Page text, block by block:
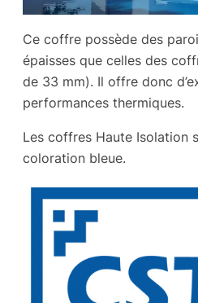
Ce coffre possède des
épaisses que celles des
de 33 mm). Il offre donc
performances thermiques.
Les coffres Haute Isolation
coloration bleue.